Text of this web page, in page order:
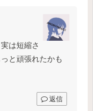
は短縮さ
と頑張れたかも
返信